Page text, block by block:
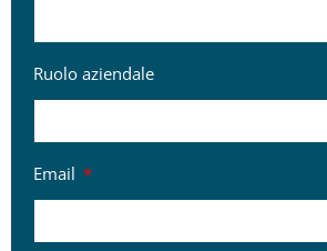
Ruolo aziendale
Email